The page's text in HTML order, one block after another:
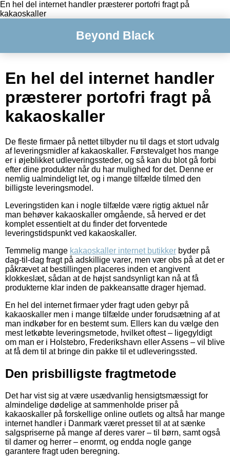
En hel del internet handler præsterer portofri fragt på
kakaoskaller
Beyond Black
En hel del internet handler
præsterer portofri fragt på
kakaoskaller
De fleste firmaer på nettet tilbyder nu til dags et stort udvalg
af leveringsmidler af kakaoskaller. Førstevalget hos mange
er i øjeblikket udleveringssteder, og så kan du blot gå forbi
efter dine produkter når du har mulighed for det. Denne er
nemlig ualmindeligt let, og i mange tilfælde tilmed den
billigste leveringsmodel.
Leveringstiden kan i nogle tilfælde være rigtig aktuel når
man behøver kakaoskaller omgående, så herved er det
komplet essentielt at du finder det forventede
leveringstidspunkt ved kakaoskaller.
Temmelig mange kakaoskaller internet butikker byder på
dag-til-dag fragt på adskillige varer, men vær obs på at det er
påkrævet at bestillingen placeres inden et angivent
klokkeslæt, sådan at de højst sandsynligt kan nå at få
produkterne klar inden de pakkeansatte drager hjemad.
En hel del internet firmaer yder fragt uden gebyr på
kakaoskaller men i mange tilfælde under forudsætning af at
man indkøber for en bestemt sum. Ellers kan du vælge den
mest letkøbte leveringsmetode, hvilket oftest – ligegyldigt
om man er i Holstebro, Frederikshavn eller Assens – vil blive
at få dem til at bringe din pakke til et udleveringssted.
Den prisbilligste fragtmetode
Det har vist sig at være usædvanlig hensigtsmæssigt for
almindelige dødelige at sammenholde priser på
kakaoskaller på forskellige online outlets og altså har mange
internet handler i Danmark været presset til at at sænke
salgspriserne på mange af deres varer – til børn, samt også
til damer og herrer – enormt, og endda nogle gange
garantere fragt uden beregning.